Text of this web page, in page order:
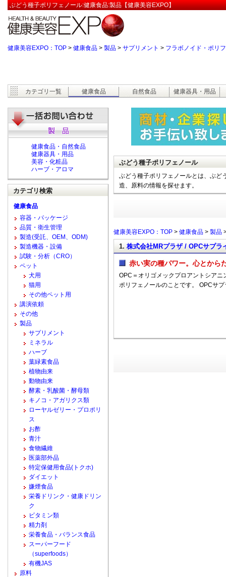
ぶどう種子ポリフェノール:健康食品:製品【健康美容EXPO】
健康美容EXPO：TOP > 健康食品 > 製品 > サプリメント > フラボノイド・ポリ
カテゴリ一覧 健康食品 自然食品 健康器具・用品
ぶどう種子ポリフェノール
ぶどう種子ポリフェノールとは、ぶど
造、原料の情報を探せます。
健康美容EXPO：TOP > 健康食品 > 製品
1. 株式会社MRプラザ / OPCサプラ
赤い実の種パワー。心とから
OPC＝オリゴメックプロアントシア
ポリフェノールのことです。 OPCサ
健康食品・自然食品
健康器具・用品
美容・化粧品
ハーブ・アロマ
カテゴリ検索
健康食品
容器・パッケージ
品質・衛生管理
製造(受託、OEM、ODM)
製造機器・設備
試験・分析（CRO）
ペット
犬用
猫用
その他ペット用
講演依頼
その他
製品
サプリメント
ミネラル
ハーブ
葉緑素食品
植物由来
動物由来
酵素・乳酸菌・酵母類
キノコ・アガリクス類
ローヤルゼリー・プロポリ
ス
お酢
青汁
食物繊維
医薬部外品
特定保健用食品(トクホ)
ダイエット
嫌煙食品
栄養ドリンク・健康ドリン
ク
ビタミン類
精力剤
栄養食品・バランス食品
スーパーフード
（superfoods）
有機JAS
原料